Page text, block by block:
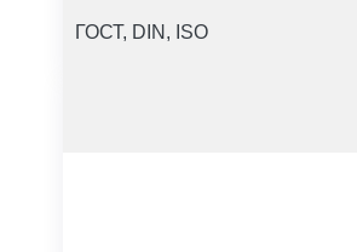
ГОСТ, DIN, ISO